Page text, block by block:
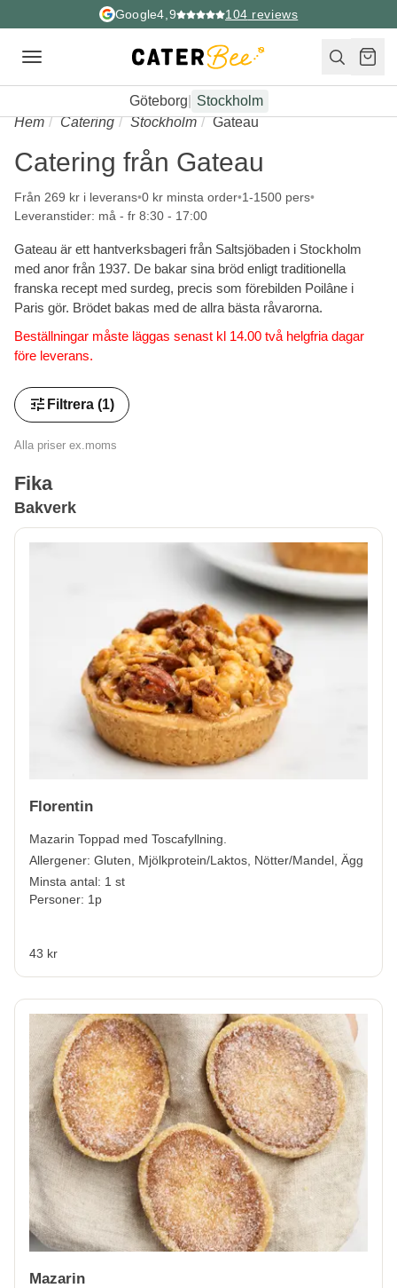
Google4,9 104 reviews
Toggle
Göteborg
Stockholm
Hem
Catering Stockholm Gateau
Catering från Gateau
Från 269 kr i leverans 0 kr minsta order 1-1500 pers
Leveranstider: må - fr 8:30 - 17:00
Gateau är ett hantverksbageri från Saltsjöbaden i Stockholm
med anor från 1937. De bakar sina bröd enligt traditionella
franska recept med surdeg, precis som förebilden Poilâne i
Paris gör. Brödet bakas med de allra bästa råvarorna.
Beställningar måste läggas senast kl 14.00 två helgfria dagar
före leverans.
tune Filtrera (1)
Alla priser ex.moms
Fika
Bakverk
Florentin
Mazarin Toppad med Toscafyllning.
Allergener: Gluten, Mjölkprotein/Laktos, Nötter/Mandel, Ägg
Minsta antal: 1 st
Personer: 1p
43 kr
Mazarin